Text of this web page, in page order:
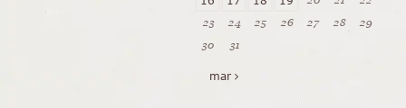
23
24 25 26 27 28
29
30
31
mar